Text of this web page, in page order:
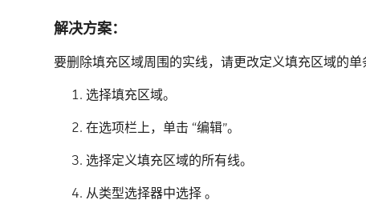
解决方案：
要删除填充区域周围的实线，请更改定义填充区域的单
选择填充区域。
在选项栏上，单击 “编辑”。
选择定义填充区域的所有线。
从类型选择器中选择 。